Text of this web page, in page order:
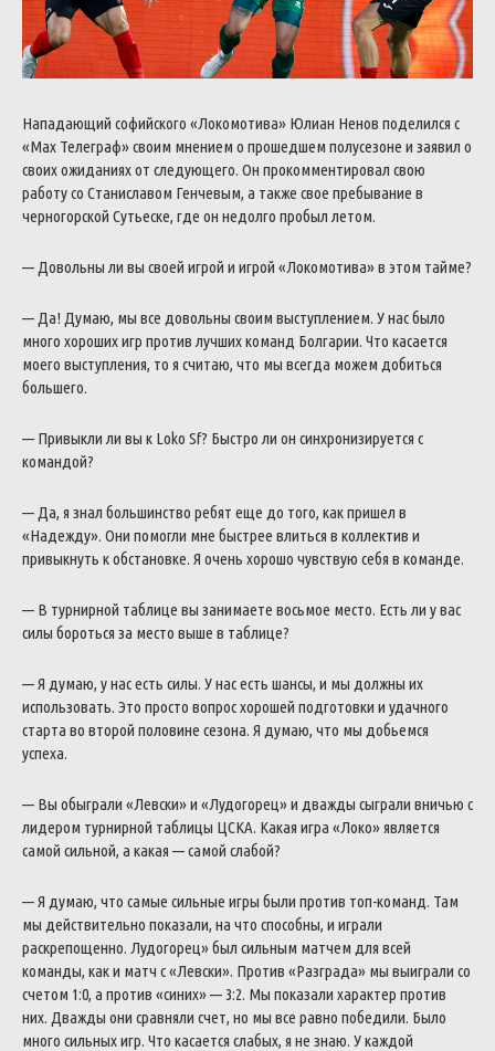
Нападающий софийского «Локомотива» Юлиан Ненов поделился с
«Мах Телеграф» своим мнением о прошедшем полусезоне и заявил о
своих ожиданиях от следующего. Он прокомментировал свою
работу со Станиславом Генчевым, а также свое пребывание в
черногорской Сутьеске, где он недолго пробыл летом.
— Довольны ли вы своей игрой и игрой «Локомотива» в этом тайме?
— Да! Думаю, мы все довольны своим выступлением. У нас было
много хороших игр против лучших команд Болгарии. Что касается
моего выступления, то я считаю, что мы всегда можем добиться
большего.
— Привыкли ли вы к Loko Sf? Быстро ли он синхронизируется с
командой?
— Да, я знал большинство ребят еще до того, как пришел в
«Надежду». Они помогли мне быстрее влиться в коллектив и
привыкнуть к обстановке. Я очень хорошо чувствую себя в команде.
— В турнирной таблице вы занимаете восьмое место. Есть ли у вас
силы бороться за место выше в таблице?
— Я думаю, у нас есть силы. У нас есть шансы, и мы должны их
использовать. Это просто вопрос хорошей подготовки и удачного
старта во второй половине сезона. Я думаю, что мы добьемся
успеха.
— Вы обыграли «Левски» и «Лудогорец» и дважды сыграли вничью с
лидером турнирной таблицы ЦСКА. Какая игра «Локо» является
самой сильной, а какая — самой слабой?
— Я думаю, что самые сильные игры были против топ-команд. Там
мы действительно показали, на что способны, и играли
раскрепощенно. Лудогорец» был сильным матчем для всей
команды, как и матч с «Левски». Против «Разграда» мы выиграли со
счетом 1:0, а против «синих» — 3:2. Мы показали характер против
них. Дважды они сравняли счет, но мы все равно победили. Было
много сильных игр. Что касается слабых, я не знаю. У каждой